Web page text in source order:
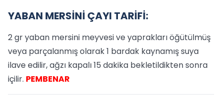
YABAN MERSİNİ ÇAYI TARİFİ:
2 gr yaban mersini meyvesi ve yaprakları öğütülmüş
veya parçalanmış olarak 1 bardak kaynamış suya
ilave edilir, ağzı kapalı 15 dakika bekletildikten sonra
içilir. PEMBENAR